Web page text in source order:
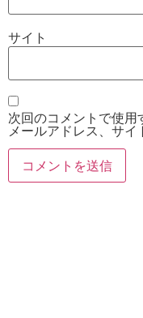
サイト
次回のコメントで使用
メールアドレス、サイ